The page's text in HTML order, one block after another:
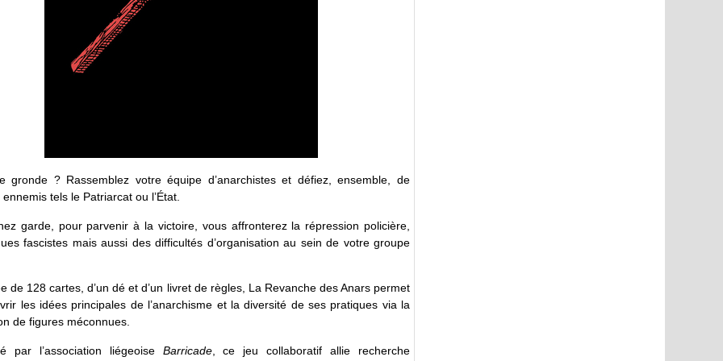
gronde ? Rassemblez votre équipe d’anarchistes et défiez, ensemble, de
tels le Patriarcat ou l’État.
garde, pour parvenir à la victoire, vous affronterez la répression policière,
fascistes mais aussi des difficultés d’organisation au sein de votre groupe
de 128 cartes, d’un dé et d’un livret de règles, La Revanche des Anars permet
les idées principales de l’anarchisme et la diversité de ses pratiques via la
de figures méconnues.
par l’association liégeoise Barricade, ce jeu collaboratif allie recherche